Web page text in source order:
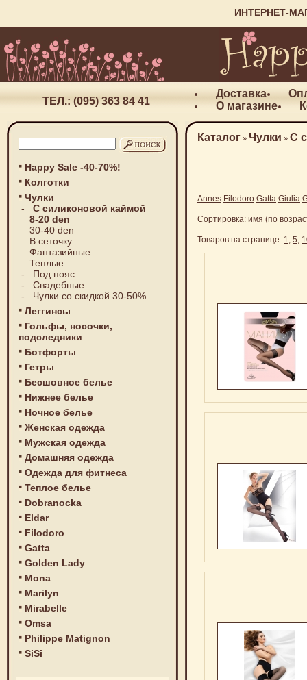
ИНТЕРНЕТ-
ТЕЛ.: (095) 363 84 41
Доставка
О магазине
Happy Sale -40-70%!
Колготки
Чулки
- С силиконовой каймой
8-20 den
30-40 den
В сеточку
Фантазийные
Теплые
- Под пояс
- Свадебные
- Чулки со скидкой 30-50%
Леггинсы
Гольфы, носочки,
подследники
Ботфорты
Гетры
Бесшовное белье
Нижнее белье
Ночное белье
Женская одежда
Мужская одежда
Домашняя одежда
Одежда для фитнеса
Теплое белье
Dobranocka
Eldar
Filodoro
Gatta
Golden Lady
Mona
Marilyn
Mirabelle
Omsa
Philippe Matignon
SiSi
Каталог » Чулки » С
Annes Filodoro Gatta Giulia
Сортировка: имя (по
Товаров на странице: 1, 5,